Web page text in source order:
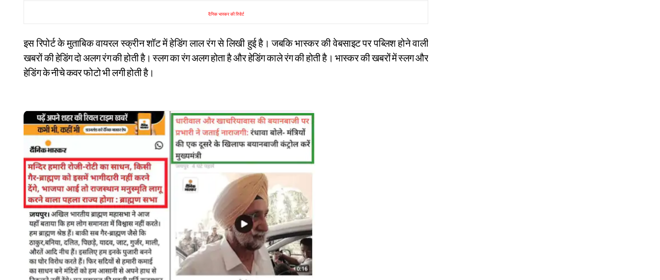
दैनिक भास्कर की रिपोर्ट
इस रिपोर्ट के मुताबिक वायरल स्क्रीन शॉट में हेडिंग लाल रंग से लिखी हुई है। जबकि भास्कर की वेबसाइट पर पब्लिश होने वाली
खबरों की हेडिंग दो अलग रंग की होती है। स्लग का रंग अलग होता है और हेडिंग काले रंग की होती है। भास्कर की खबरों में स्लग और
हेडिंग के नीचे कवर फोटो भी लगी होती है।